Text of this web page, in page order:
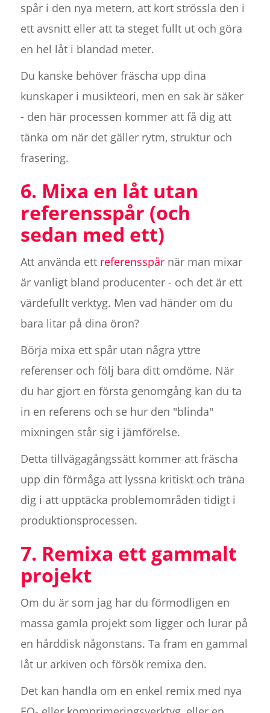
spår i den nya metern, att kort strössla den i
ett avsnitt eller att ta steget fullt ut och göra
en hel låt i blandad meter.
Du kanske behöver fräscha upp dina
kunskaper i musikteori, men en sak är säker
- den här processen kommer att få dig att
tänka om när det gäller rytm, struktur och
frasering.
6. Mixa en låt utan
referensspår (och
sedan med ett)
Att använda ett referensspårnär man mixar
är vanligt bland producenter - och det är ett
värdefullt verktyg. Men vad händer om du
bara litar på dina öron?
Börja mixa ett spår utan några yttre
referenser och följ bara ditt omdöme. När
du har gjort en första genomgång kan du ta
in en referens och se hur den "blinda"
mixningen står sig i jämförelse.
Detta tillvägagångssätt kommer att fräscha
upp din förmåga att lyssna kritiskt och träna
dig i att upptäcka problemområden tidigt i
produktionsprocessen.
7. Remixa ett gammalt
projekt
Om du är som jag har du förmodligen en
massa gamla projekt som ligger och lurar på
en hårddisk någonstans. Ta fram en gammal
låt ur arkiven och försök remixa den.
Det kan handla om en enkel remix med nya